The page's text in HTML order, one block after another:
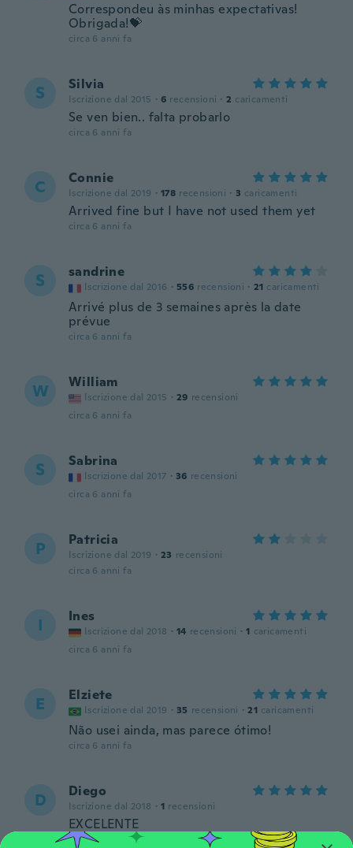
Correspondeu às minhas expectativas!
Obrigada!💝
circa 6 anni fa
S Silvia
Iscrizione dal 2015 · 6 recensioni · 2 caricamenti
Se ven bien.. falta probarlo
circa 6 anni fa
C Connie
Iscrizione dal 2019 · 178 recensioni · 3 caricamenti
Arrived fine but I have not used them yet
circa 6 anni fa
S sandrine
Iscrizione dal 2016 · 556 recensioni · 21 caricamenti
Arrivé plus de 3 semaines après la date
prévue
circa 6 anni fa
W William
Iscrizione dal 2015 · 29 recensioni
circa 6 anni fa
S Sabrina
Iscrizione dal 2017 · 36 recensioni
circa 6 anni fa
P Patricia
Iscrizione dal 2019 · 23 recensioni
circa 6 anni fa
I Ines
Iscrizione dal 2018 · 14 recensioni · 1 caricamenti
circa 6 anni fa
E Elziete
Iscrizione dal 2019 · 35 recensioni · 21 caricamenti
Não usei ainda, mas parece ótimo!
circa 6 anni fa
D Diego
Iscrizione dal 2018 · 1 recensioni
EXCELENTE
circa 6 anni fa